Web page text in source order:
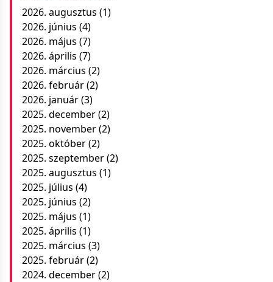
2026. augusztus (1)
2026. június (4)
2026. május (7)
2026. április (7)
2026. március (2)
2026. február(2)
2026. január(3)
2025. december(2)
2025. november(2)
2025. október(2)
2025. szeptember(2)
2025. augusztus (1)
2025. július (4)
2025. június (2)
2025. május (1)
2025. április (1)
2025. március (3)
2025. február(2)
2024. december(2)